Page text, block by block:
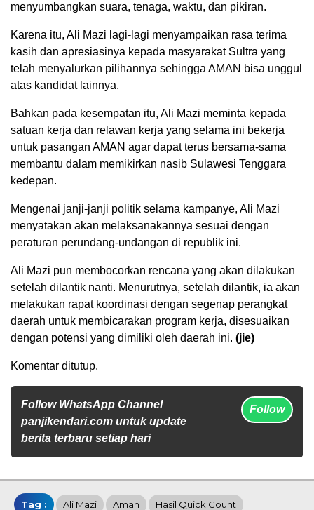
menyumbangkan suara, tenaga, waktu, dan pikiran.
Karena itu, Ali Mazi lagi-lagi menyampaikan rasa terima
kasih dan apresiasinya kepada masyarakat Sultra yang
telah menyalurkan pilihannya sehingga AMAN bisa unggul
atas kandidat lainnya.
Bahkan pada kesempatan itu, Ali Mazi meminta kepada
satuan kerja dan relawan kerja yang selama ini bekerja
untuk pasangan AMAN agar dapat terus bersama-sama
membantu dalam memikirkan nasib Sulawesi Tenggara
kedepan.
Mengenai janji-janji politik selama kampanye, Ali Mazi
menyatakan akan melaksanakannya sesuai dengan
peraturan perundang-undangan di republik ini.
Ali Mazi pun membocorkan rencana yang akan dilakukan
setelah dilantik nanti. Menurutnya, setelah dilantik, ia akan
melakukan rapat koordinasi dengan segenap perangkat
daerah untuk membicarakan program kerja, disesuaikan
dengan potensi yang dimiliki oleh daerah ini. (jie)
Komentar ditutup.
Follow WhatsApp Channel
panjikendari.com untuk update
berita terbaru setiap hari
Follow
Tag : Ali Mazi Aman Hasil Quick Count